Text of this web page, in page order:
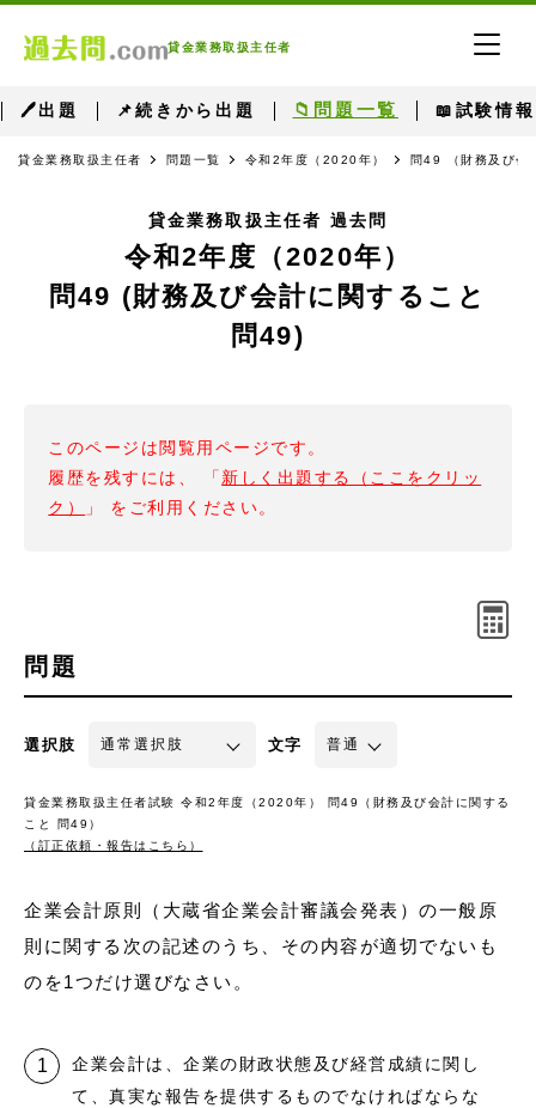
貸金業務取扱主任者
🖊出題 📌続きから出題 📁問題一覧 📖試験情報
貸金業務取扱主任者 問題一覧 令和2年度（2020年） 問49 （財務及び会
貸金業務取扱主任者 過去問
令和2年度（2020年）
問49 (財務及び会計に関すること
問49)
このページは閲覧用ページです。
履歴を残すには、 「 新しく出題する（ここをクリッ
ク）
」 をご利用ください。
問題
選択肢 文字
貸金業務取扱主任者試験 令和2年度（2020年） 問49（財務及び会計に関する
こと 問49）
（訂正依頼・報告はこちら）
企業会計原則（大蔵省企業会計審議会発表）の一般原
則に関する次の記述のうち、その内容が適切でないも
のを1つだけ選びなさい。
企業会計は、企業の財政状態及び経営成績に関し
て、真実な報告を提供するものでなければならな